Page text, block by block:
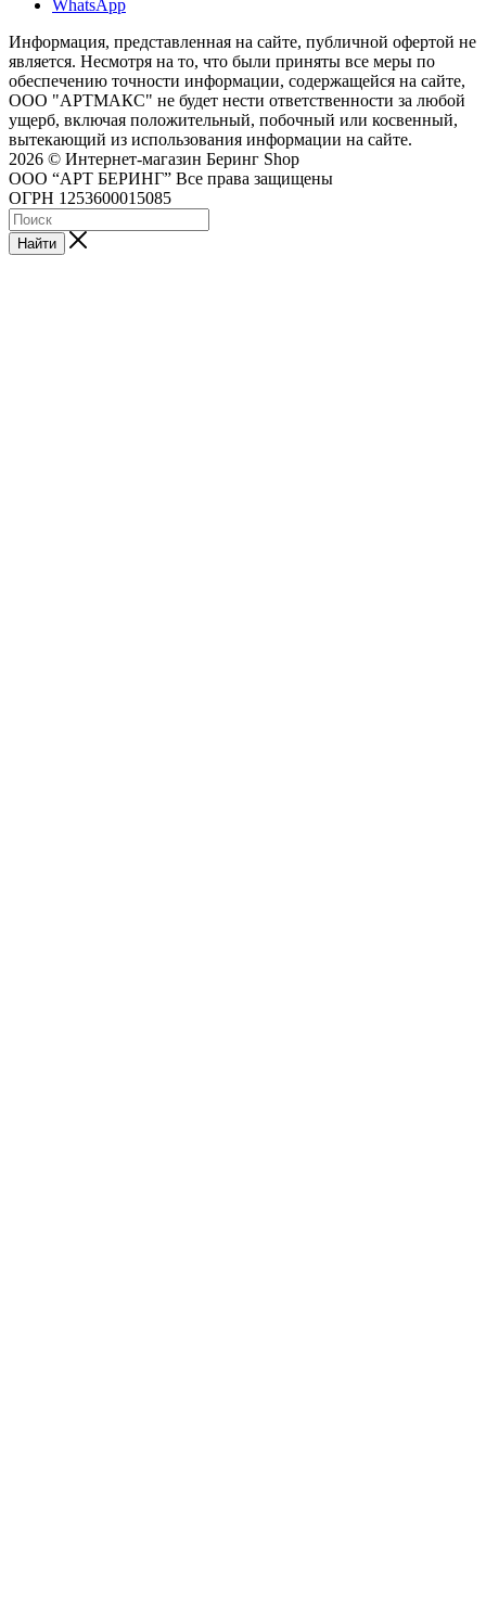
WhatsApp
Информация, представленная на сайте, публичной офертой не
является. Несмотря на то, что были приняты все меры по
обеспечению точности информации, содержащейся на сайте,
ООО "АРТМАКС" не будет нести ответственности за любой
ущерб, включая положительный, побочный или косвенный,
вытекающий из использования информации на сайте.
2026 © Интернет-магазин Беринг Shop
ООО “АРТ БЕРИНГ” Все права защищены
ОГРН 1253600015085
Найти